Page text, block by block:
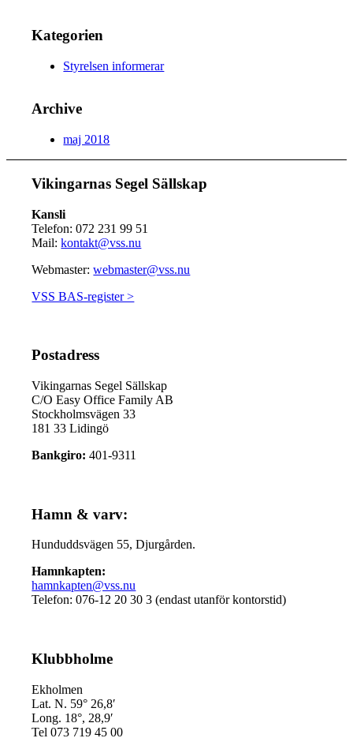
Kategorien
Styrelsen informerar
Archive
maj 2018
Vikingarnas Segel Sällskap
Kansli
Telefon: 072 231 99 51
Mail:kontakt@vss.nu
Webmaster:webmaster@vss.nu
VSS BAS-register >
Postadress
Vikingarnas Segel Sällskap
C/O Easy Office Family AB
Stockholmsvägen 33
181 33 Lidingö
Bankgiro:401-9311
Hamn & varv:
Hunduddsvägen 55, Djurgården.
Hamnkapten:
hamnkapten@vss.nu
Telefon: 076-12 20 30 3 (endast utanför kontorstid)
Klubbholme
Ekholmen
Lat. N. 59° 26,8′
Long. 18°, 28,9′
Tel 073 719 45 00